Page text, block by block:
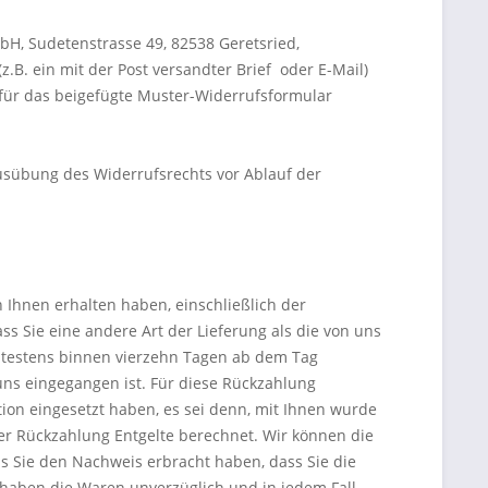
Sudetenstrasse 49, 82538 Geretsried,
ein mit der Post versandter Brief oder E-Mail)
das beigefügte Muster-Widerrufsformular
des Widerrufsrechts vor Ablauf der
Ihnen erhalten haben, einschließlich der
Sie eine andere Art der Lieferung als die von uns
binnen vierzehn Tagen ab dem Tag
eingegangen ist. Für diese Rückzahlung
eingesetzt haben, es sei denn, mit Ihnen wurde
Rückzahlung Entgelte berechnet. Wir können die
den Nachweis erbracht haben, dass Sie die